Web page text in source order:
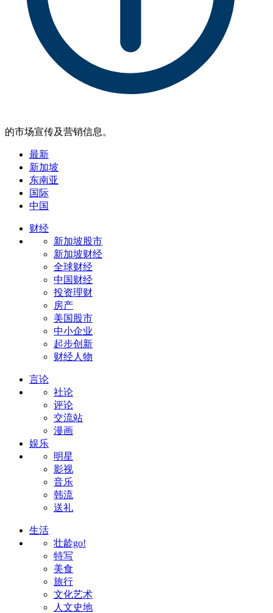
的市场宣传及营销信息。
最新
新加坡
东南亚
国际
中国
财经
新加坡股市
新加坡财经
全球财经
中国财经
投资理财
房产
美国股市
中小企业
起步创新
财经人物
言论
社论
评论
交流站
漫画
娱乐
明星
影视
音乐
韩流
送礼
生活
壮龄go!
特写
美食
旅行
文化艺术
人文史地